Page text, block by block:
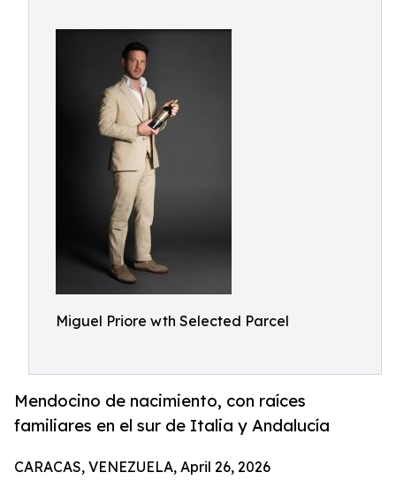
Miguel Priore wth Selected Parcel
Mendocino de nacimiento, con raíces
familiares en el sur de Italia y Andalucía
CARACAS, VENEZUELA, April 26, 2026